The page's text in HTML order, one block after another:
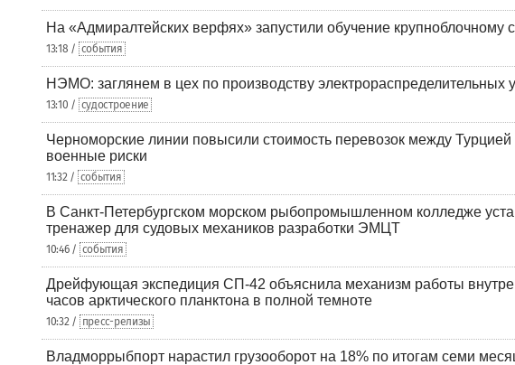
На «Адмиралтейских верфях» запустили обучение крупноблочному
13:18 / события
НЭМО: заглянем в цех по производству электрораспределительных
13:10 / судостроение
Черноморские линии повысили стоимость перевозок между
военные риски
11:32 / события
В Санкт-Петербургском морском рыбопромышленном колледже
тренажер для судовых механиков разработки ЭМЦТ
10:46 / события
Дрейфующая экспедиция СП-42 объяснила механизм работы
часов арктического планктона в полной темноте
10:32 / пресс-релизы
Владморрыбпорт нарастил грузооборот на 18% по итогам семи